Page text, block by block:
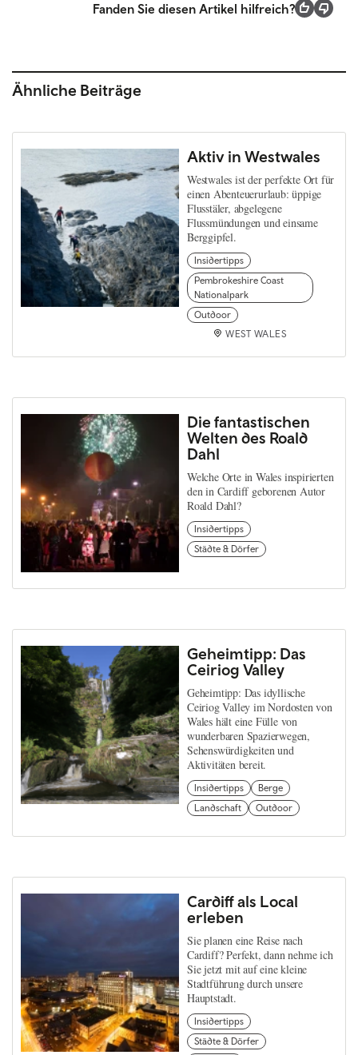
Fanden Sie diesen Artikel hilfreich?
Ähnliche Beiträge
Aktiv in Westwales
Westwales ist der perfekte Ort für
einen Abenteuerurlaub: üppige
Flusstäler, abgelegene
Flussmündungen und einsame
Berggipfel.
Insidertipps
Pembrokeshire Coast
Nationalpark
Outdoor
WEST WALES
Die fantastischen
Welten des Roald
Dahl
Welche Orte in Wales inspirierten
den in Cardiff geborenen Autor
Roald Dahl?
Insidertipps
Städte & Dörfer
Geheimtipp: Das
Ceiriog Valley
Geheimtipp: Das idyllische
Ceiriog Valley im Nordosten von
Wales hält eine Fülle von
wunderbaren Spazierwegen,
Sehenswürdigkeiten und
Aktivitäten bereit.
Insidertipps
Berge
Landschaft
Outdoor
Cardiff als Local
erleben
Sie planen eine Reise nach
Cardiff? Perfekt, dann nehme ich
Sie jetzt mit auf eine kleine
Stadtführung durch unsere
Hauptstadt.
Insidertipps
Städte & Dörfer